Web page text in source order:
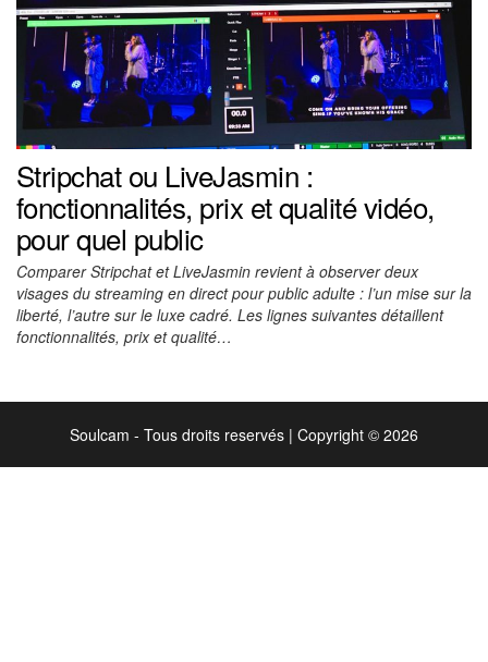
Stripchat ou LiveJasmin :
fonctionnalités, prix et qualité vidéo,
pour quel public
Comparer Stripchat et LiveJasmin revient à observer deux
visages du streaming en direct pour public adulte : l’un mise sur la
liberté, l’autre sur le luxe cadré. Les lignes suivantes détaillent
fonctionnalités, prix et qualité…
Soulcam - Tous droits reservés | Copyright © 2026